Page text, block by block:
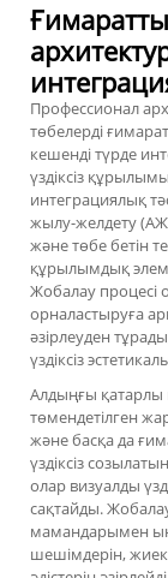
Профессионал
төбелерді
кешенді түрде
үздіксіз
интеграциялық
жылу-желдету
және төбе бетін
құрылымдық
Жобалау процесі
орналастыруға
әзірлеуден
үздіксіз
Алдыңғы қатарлы
төмендетілген
және басқа да
үздіксіз
олар визуалды
сақтайды.
мамандарымен
шешімдерін,